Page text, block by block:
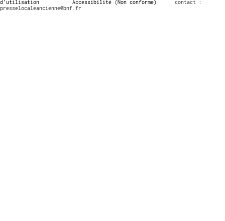
d’utilisation
Accessibilité (Non conforme)
contact :
presselocaleancienne@bnf.fr